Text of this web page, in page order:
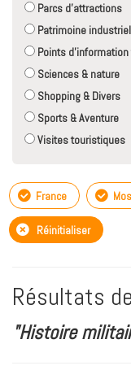
Parcs d'attractions
Patrimoine industriel
Points
Sciences & nature
Shopping & Divers
Sports & Aventure
Visites touristiques
France
Réinitialiser
Résultats
"Histoire